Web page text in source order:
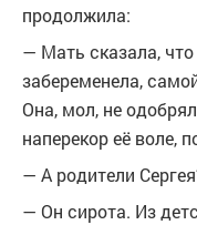
продолжила:
— Мать сказала,
забеременела,
Она, мол, не
наперекор её воле,
— А родители
— Он сирота. Из